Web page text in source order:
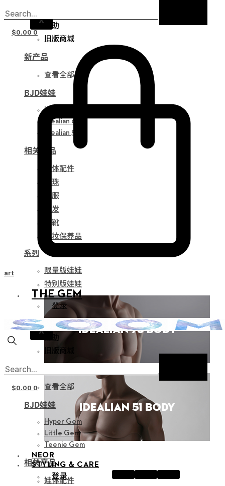
X 帮助
旧版商城
新产品
查看全部
BJD娃娃
Idealian 75
Idealian 68
Idealian 51
相关产品
娃体配件
眼珠
衣服
假发
鞋靴
化妆保养品
系列
限量版娃娃
特别版娃娃
NEOR
STYLING & CARE
登录
$0.00 0
THE GEM
登录
X
通知
帮助
旧版商城
新产品
查看全部
BJD娃娃
Hyper Gem
Little Gem
Teenie Gem
相关产品
娃体配件
$0.00 0